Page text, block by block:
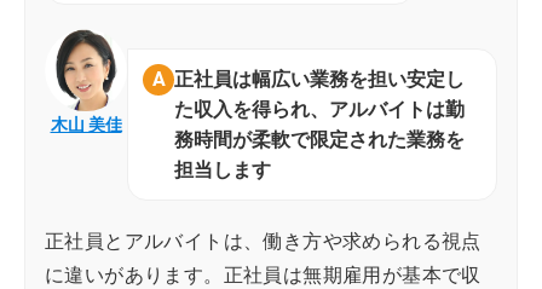
木山 美佳
正社員は幅広い業務を担い安定し
た収入を得られ、アルバイトは勤
務時間が柔軟で限定された業務を
担当します
正社員とアルバイトは、働き方や求められる視点
に違いがあります。正社員は無期雇用が基本で収